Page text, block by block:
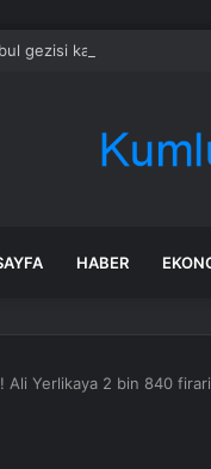
gezisi kabusa döndü!
HABER
Yerlikaya 2 bin 840